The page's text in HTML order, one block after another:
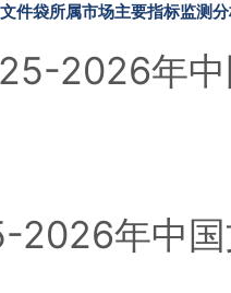
件袋所属市场主要指标监测
2026年中
年中国